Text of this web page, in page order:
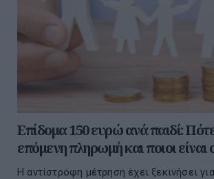
Επίδομα 150 ευρώ ανά παιδί:
επόμενη πληρωμή και ποιοι είναι
Η αντίστροφη μέτρηση έχει ξεκινήσει